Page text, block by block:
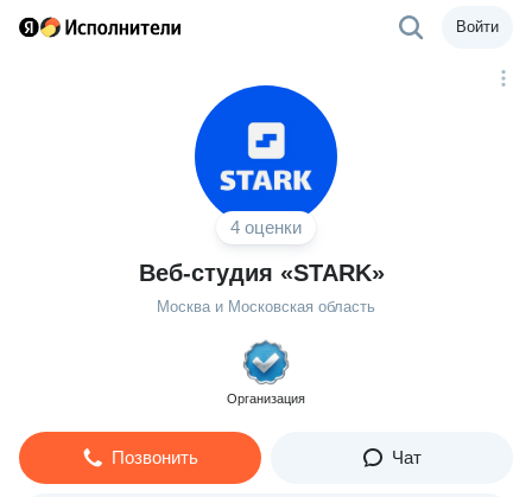
Войти
4 оценки
Веб-студия «STARK»
Москва и Московская область
Организация
Позвонить Чат